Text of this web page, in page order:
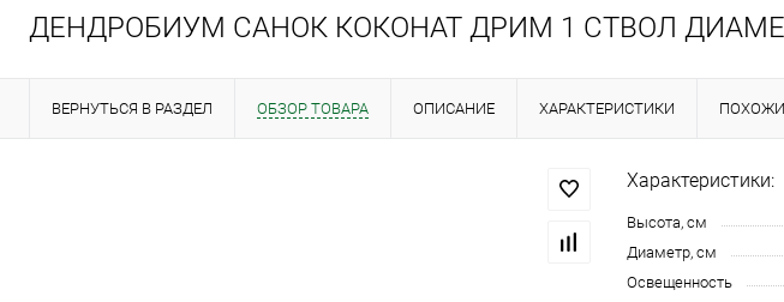
ДЕНДРОБИУМ САНОК КОКОНАТ ДРИМ 1 СТВОЛ
ВЕРНУТЬСЯ В РАЗДЕЛ ОБЗОР ТОВАРА ОПИСАНИЕ ХАРАКТЕРИСТИКИ
Характеристики:
Высота, см
Диаметр, см
Освещенность